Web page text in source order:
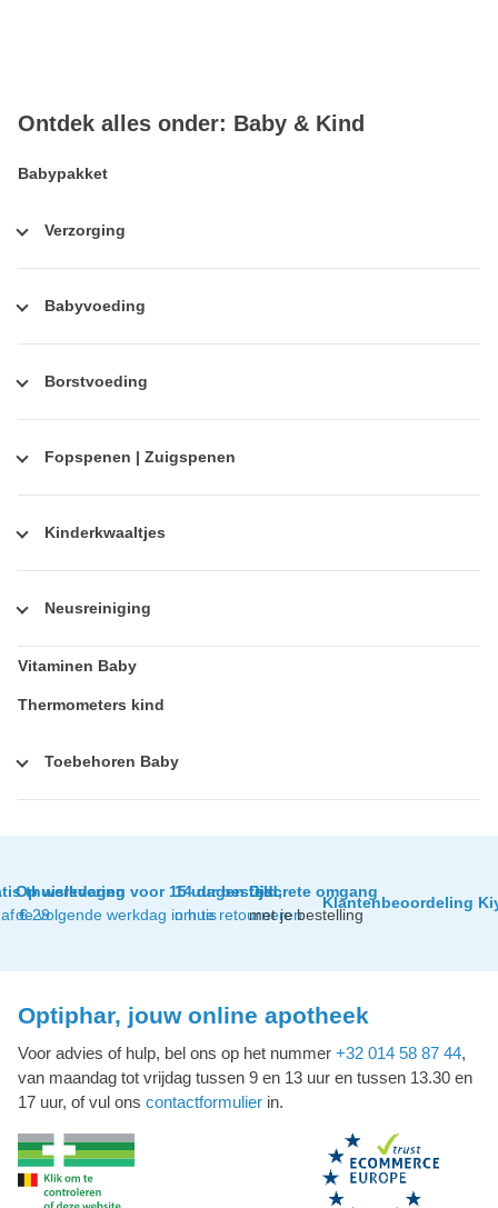
Ontdek alles onder: Baby & Kind
Babypakket
Verzorging
Babyvoeding
Borstvoeding
Fopspenen | Zuigspenen
Kinderkwaaltjes
Neusreiniging
Vitaminen Baby
Thermometers kind
Toebehoren Baby
thuislevering
€ 29
Op werkdagen voor 15 uur besteld,
de volgende werkdag in huis
14 dagen tijd
om te retourneren
Discrete omgang
met je bestelling
Klantenbeoordeling
Optiphar, jouw online apotheek
Voor advies of hulp, bel ons op het nummer +32 014 58 87 44,
van maandag tot vrijdag tussen 9 en 13 uur en tussen 13.30 en
17 uur, of vul ons contactformulier in.